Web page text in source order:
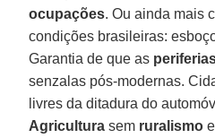
ocupações. Ou ainda mais
condições brasileiras:
Garantia de que as
senzalas pós-modernas.
livres da ditadura do
Agricultura sem ruralismo